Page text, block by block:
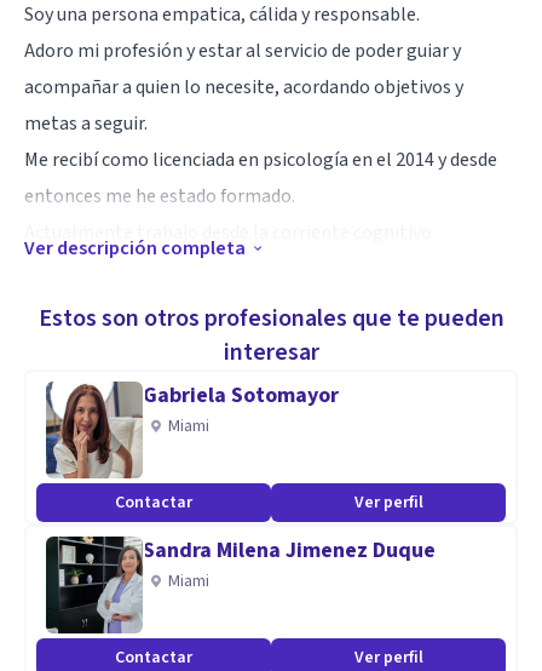
Soy una persona empatica, cálida y responsable.
Adoro mi profesión y estar al servicio de poder guiar y
acompañar a quien lo necesite, acordando objetivos y
metas a seguir.
Me recibí como licenciada en psicología en el 2014 y desde
entonces me he estado formado.
Estoy a las órdenes por cualquier consulta.
Ver descripción completa
Estos son otros profesionales que te pueden
interesar
Gabriela Sotomayor
Miami
Contactar Ver perfil
Sandra Milena Jimenez Duque
Miami
Contactar Ver perfil